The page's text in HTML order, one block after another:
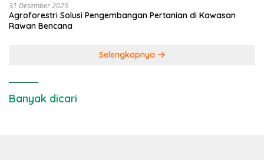
31 Desember 2025
Agroforestri Solusi Pengembangan Pertanian di Kawasan
Rawan Bencana
Selengkapnya
Banyak dicari